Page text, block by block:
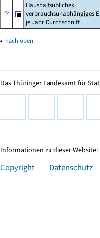
Haushaltsübliches
verbrauchsunabhängiges
je Jahr Durchschnitt
▴ nach oben
Das Thüringer Landesamt für
Informationen zu dieser Website:
Copyright Datenschutz